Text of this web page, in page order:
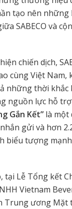
tạo nên những
SABECO và
chiến dịch,
cùng Việt
những thời khắc
nguồn lực hỗ
Gắn Kết” là một
gửi và hơn
biểu tượng
Lễ Tổng kết
Vietnam
Trung ương Mặt